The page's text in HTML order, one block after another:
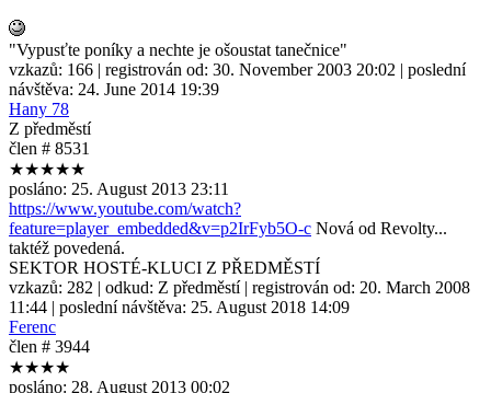
"Vypusťte poníky a nechte je ošoustat tanečnice"
vzkazů: 166 | registrován od: 30. November 2003 20:02 | poslední
návštěva: 24. June 2014 19:39
Hany 78
Z předměstí
člen # 8531
★★★★★
posláno: 25. August 2013 23:11
https://www.youtube.com/watch?
feature=player_embedded&v=p2IrFyb5O-c Nová od Revolty...
taktéž povedená.
SEKTOR HOSTÉ-KLUCI Z PŘEDMĚSTÍ
vzkazů: 282 | odkud: Z předměstí| registrován od: 20. March 2008
11:44 | poslední návštěva: 25. August 2018 14:09
Ferenc
člen # 3944
★★★★
posláno: 28. August 2013 00:02